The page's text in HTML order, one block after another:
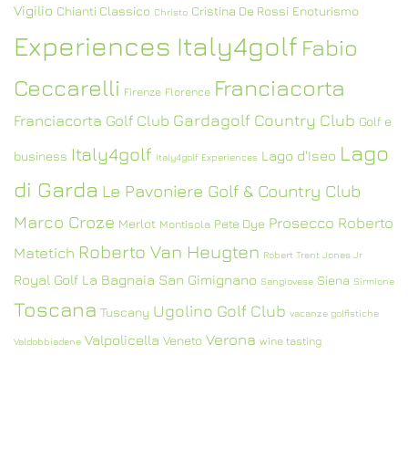
Vigilio Chianti Classico Christo Cristina De Rossi Enoturismo
Experiences Italy4golf Fabio
Ceccarelli Firenze Florence Franciacorta
Franciacorta Golf Club Gardagolf Country Club Golf e
business Italy4golf Italy4golf Experiences Lago d'Iseo Lago
di Garda Le Pavoniere Golf & Country Club
Marco Croze Merlot Montisola Pete Dye Prosecco Roberto
Matetich Roberto Van Heugten Robert Trent Jones Jr
Royal Golf La Bagnaia San Gimignano Sangiovese Siena Sirmione
Toscana Tuscany Ugolino Golf Club vacanze golfistiche
Valdobbiadene Valpolicella Veneto Verona wine tasting